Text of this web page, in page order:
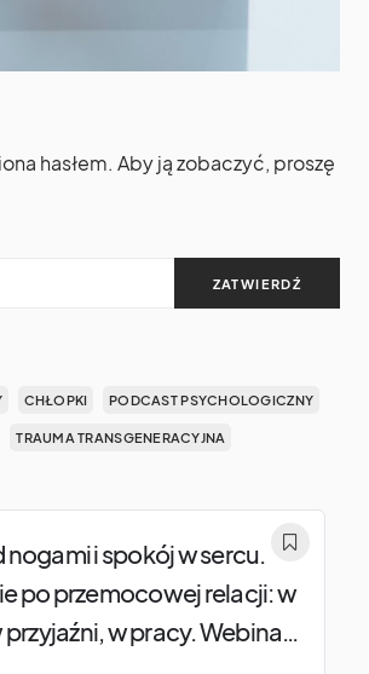
hasłem. Aby ją zobaczyć, proszę
CHŁOPKI PODCAST PSYCHOLOGICZNY
TRAUMA TRANSGENERACYJNA
nogami i spokój w sercu.
po przemocowej relacji: w
przyjaźni, w pracy. Webinar